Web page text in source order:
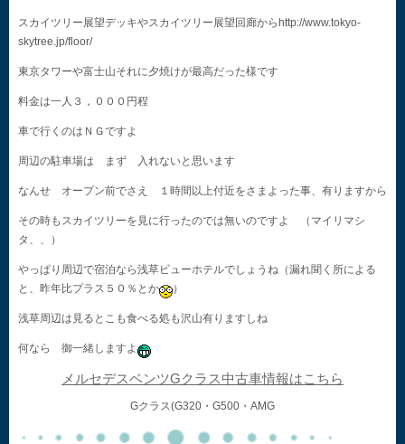
スカイツリー展望デッキやスカイツリー展望回廊からhttp://www.tokyo-
skytree.jp/floor/
東京タワーや富士山それに夕焼けが最高だった様です
料金は一人３，０００円程
車で行くのはＮＧですよ
周辺の駐車場は まず 入れないと思います
なんせ オープン前でさえ １時間以上付近をさまよった事、有りますから
その時もスカイツリーを見に行ったのでは無いのですよ （マイリマシ
タ、、）
やっぱり周辺で宿泊なら浅草ビューホテルでしょうね（漏れ聞く所による
と、昨年比プラス５０％とか
）
浅草周辺は見るとこも食べる処も沢山有りますしね
何なら 御一緒しますよ
メルセデスベンツGクラス中古車情報はこちら
Gクラス(G320・G500・AMG